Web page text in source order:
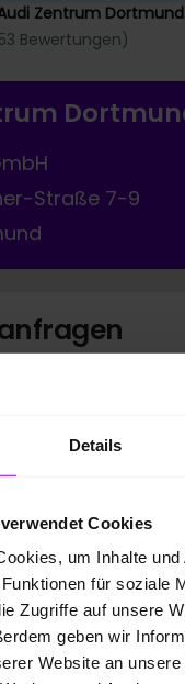
Details
Cookies
um Inhalte und
für soziale
Zugriffe auf unsere
geben wir
Website an
Zentrum Dortmund
Bewertungen)
Straße 7-9